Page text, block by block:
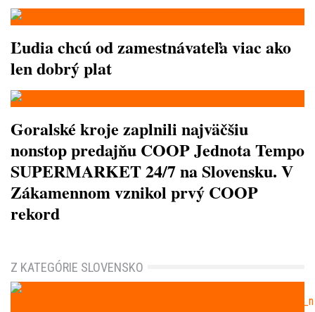
Ľudia chcú od zamestnávateľa viac ako
len dobrý plat
Goralské kroje zaplnili najväčšiu
nonstop predajňu COOP Jednota Tempo
SUPERMARKET 24/7 na Slovensku. V
Zákamennom vznikol prvý COOP
rekord
Z KATEGÓRIE SLOVENSKO